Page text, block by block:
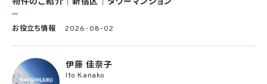
る運営、サービスの利用状況等を分析した情報を用いたシステムの改善及び開発並びに
することについて同意を撤回し又は異議を述べた場合には、当社はただちにその旨を当
該第三者に通知するものとします。
物件のご紹介｜新宿区｜タワーマンション
お役立ち情報 2026-08-02
伊藤 佳奈子
Ito Kanako